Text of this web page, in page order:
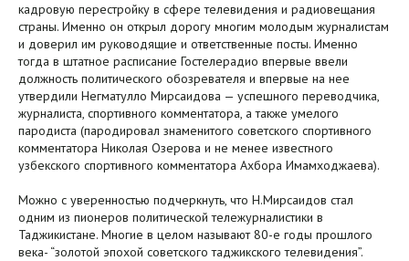
кадровую перестройку в сфере телевидения и радиовещания
страны. Именно он открыл дорогу многим молодым журналистам
и доверил им руководящие и ответственные посты. Именно
тогда в штатное расписание Гостелерадио впервые ввели
должность политического обозревателя и впервые на нее
утвердили Негматулло Мирсаидова — успешного переводчика,
журналиста, спортивного комментатора, а также умелого
пародиста (пародировал знаменитого советского спортивного
комментатора Николая Озерова и не менее известного
узбекского спортивного комментатора Ахбора Имамходжаева).
Можно с уверенностью подчеркнуть, что Н.Мирсаидов стал
одним из пионеров политической тележурналистики в
Таджикистане. Многие в целом называют 80-е годы прошлого
века- “золотой эпохой советского таджикского телевидения”.